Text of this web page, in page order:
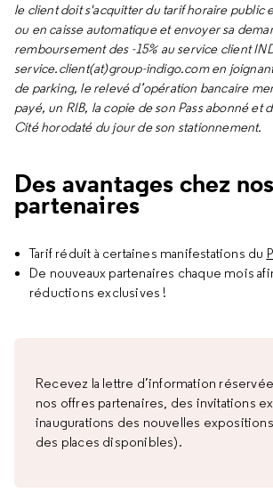
le client doit s'acquitter du tarif horaire public
ou en caisse automatique et envoyer sa
remboursement des -15% au service client
service.client(at)group-indigo.com en
de parking, le relevé d’opération bancaire
payé, un RIB, la copie de son Pass abonné et
Cité horodaté du jour de son stationnement.
Des avantages chez nos
partenaires
Tarif réduit à certaines manifestations du
De nouveaux partenaires chaque mois
réductions exclusives !
Recevez la lettre d’information
nos offres partenaires, des invitations
inaugurations des nouvelles
des places disponibles).